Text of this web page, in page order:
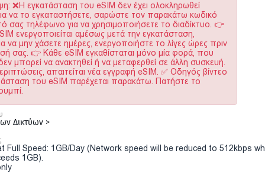
❌Η εγκατάσταση του eSIM δεν έχει ολοκληρωθεί
να το εγκαταστήσετε, σαρώστε τον παρακάτω κωδικό
σας τηλέφωνο για να χρησιμοποιήσετε το διαδίκτυο. 👉
ενεργοποιείται αμέσως μετά την εγκατάσταση,
να μην χάσετε ημέρες, ενεργοποιήστε το λίγες ώρες πριν
σας. 👉 Κάθε eSIM εγκαθίσταται μόνο μία φορά, που
μπορεί να ανακτηθεί ή να μεταφερθεί σε άλλη συσκευή.
απαιτείται νέα εγγραφή eSIM. ✅ Οδηγός βίντεο
του eSIM παρέχεται παρακάτω. Πατήστε το
Δικτύων >
Full Speed: 1GB/Day (Network speed will be reduced to 512kbps
1GB).